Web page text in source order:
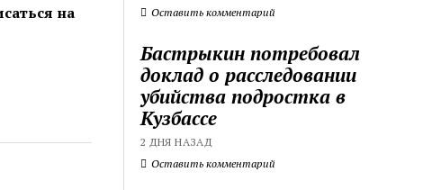
на
Оставить комментарий
Бастрыкин потребовал
доклад о расследовании
убийства подростка в
Кузбассе
2 ДНЯ НАЗАД
Оставить комментарий